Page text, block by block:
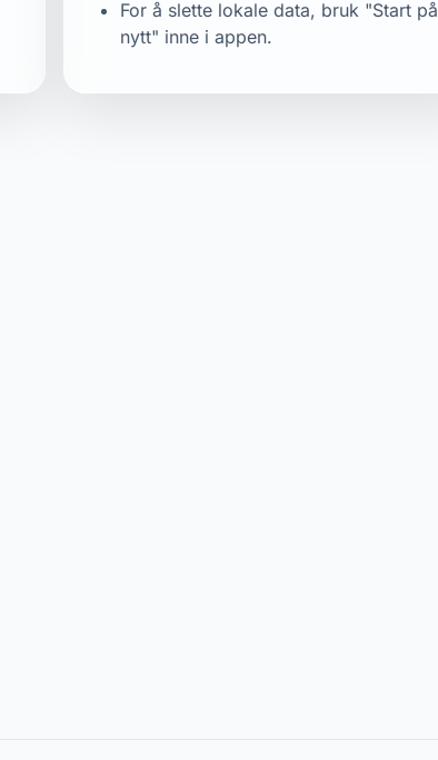
For å slette lokale data, bruk "Start på
nytt" inne i appen.